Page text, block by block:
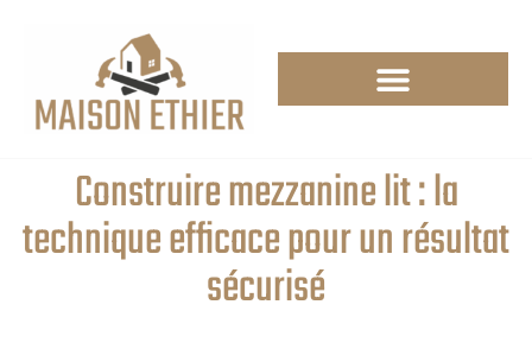
Construire mezzanine lit : la
technique efficace pour un résultat
sécurisé